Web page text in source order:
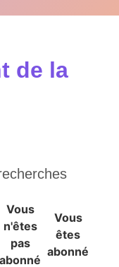
de la
Vous
n'êtes
pas
abonné
Vous
êtes
abonné